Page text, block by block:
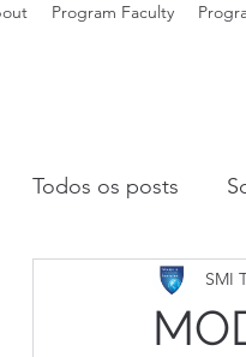
Program Faculty
Todos os posts
SMI